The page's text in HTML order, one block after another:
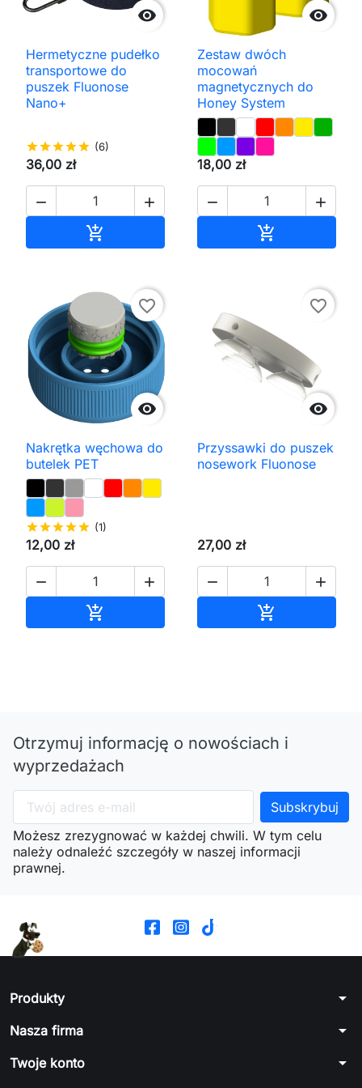

Hermetyczne pudełko
transportowe do
puszek Fluonose
Nano+
starstarstarstarstar (6)
36,00 zł
 


Zestaw dwóch
mocowań
magnetycznych do
Honey System
18,00 zł
 


favorite_border
Nakrętka węchowa do
butelek PET
starstarstarstarstar (1)
12,00 zł
 


favorite_border
Przyssawki do puszek
nosework Fluonose
27,00 zł
 

Otrzymuj informację o nowościach i
wyprzedażach
Możesz zrezygnować w każdej chwili. W tym celu
należy odnaleźć szczegóły w naszej informacji
prawnej.
Produkty arrow_drop_down
Nasza firma arrow_drop_down
Twoje konto arrow_drop_down